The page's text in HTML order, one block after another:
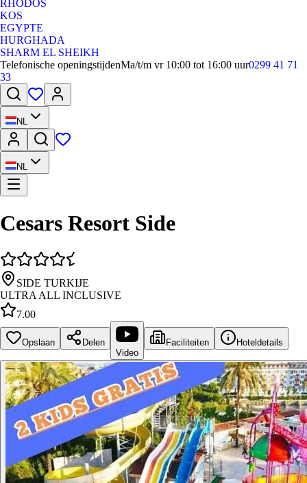
RHODOS
KOS
EGYPTE
HURGHADA
SHARM EL SHEIKH
Telefonische openingstijdenMa/t/m vr 10:00 tot 16:00 uur0299 41 71
33
NL
NL
Cesars Resort Side
SIDE TURKIJE
ULTRA ALL INCLUSIVE
7.00
Opslaan
Delen
Video
Faciliteiten Hoteldetails